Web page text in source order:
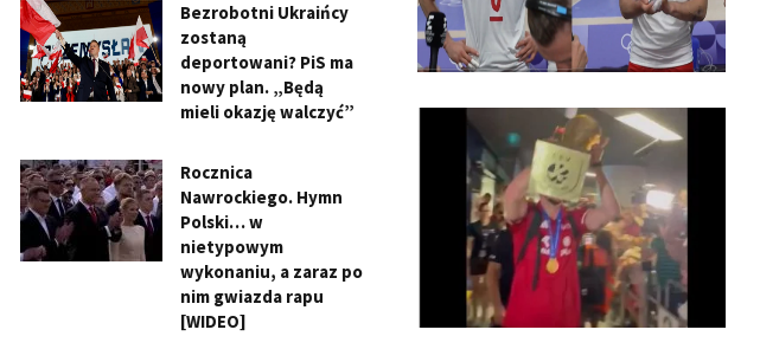
Bezrobotni Ukraińcy
zostaną
deportowani? PiS ma
nowy plan. „Będą
mieli okazję walczyć”
Rocznica
Nawrockiego. Hymn
Polski… w
nietypowym
wykonaniu, a zaraz po
nim gwiazda rapu
[WIDEO]